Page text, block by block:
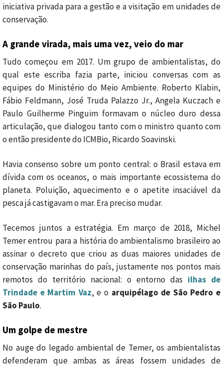
iniciativa privada para a gestão e a visitação em unidades de
conservação.
A grande virada, mais uma vez, veio do mar
Tudo começou em 2017. Um grupo de ambientalistas, do
qual este escriba fazia parte, iniciou conversas com as
equipes do Ministério do Meio Ambiente. Roberto Klabin,
Fábio Feldmann, José Truda Palazzo Jr., Angela Kuczach e
Paulo Guilherme Pinguim formavam o núcleo duro dessa
articulação, que dialogou tanto com o ministro quanto com
o então presidente do ICMBio, Ricardo Soavinski.
Havia consenso sobre um ponto central: o Brasil estava em
dívida com os oceanos, o mais importante ecossistema do
planeta. Poluição, aquecimento e o apetite insaciável da
pesca já castigavam o mar. Era preciso mudar.
Tecemos juntos a estratégia. Em março de 2018, Michel
Temer entrou para a história do ambientalismo brasileiro ao
assinar o decreto que criou as duas maiores unidades de
conservação marinhas do país, justamente nos pontos mais
remotos do território nacional: o entorno das ilhas de
Trindade e Martim Vaz, e o arquipélago de São Pedro e
São Paulo.
Um golpe de mestre
No auge do legado ambiental de Temer, os ambientalistas
defenderam que ambas as áreas fossem unidades de